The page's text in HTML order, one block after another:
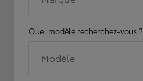
Quel modèle recherchez-vous ?
Modèle